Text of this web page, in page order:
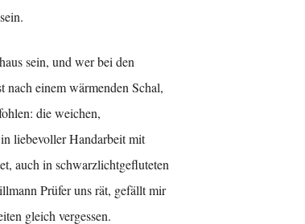
sein, und wer bei den
nach einem wärmenden Schal,
die weichen,
liebevoller Handarbeit mit
auch in schwarzlichtgefluteten
Prüfer uns rät, gefällt mir
gleich vergessen.